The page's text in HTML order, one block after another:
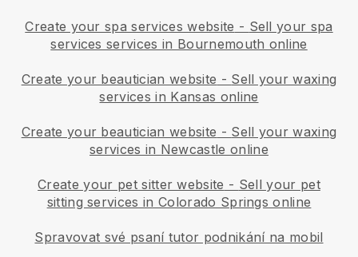
Create your spa services website - Sell your spa
services services in Bournemouth online
Create your beautician website - Sell your waxing
services in Kansas online
Create your beautician website - Sell your waxing
services in Newcastle online
Create your pet sitter website - Sell your pet
sitting services in Colorado Springs online
Spravovat své psaní tutor podnikání na mobil